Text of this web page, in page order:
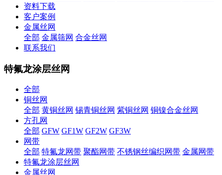
资料下载
客户案例
金属丝网
全部 金属筛网 合金丝网
联系我们
特氟龙涂层丝网
全部
铜丝网
全部 黄铜丝网 锡青铜丝网 紫铜丝网 铜镍合金丝网
方孔网
全部 GFW GF1W GF2W GF3W
网带
全部 特氟龙网带 聚酯网带 不锈钢丝编织网带 金属网带
特氟龙涂层丝网
金属丝网